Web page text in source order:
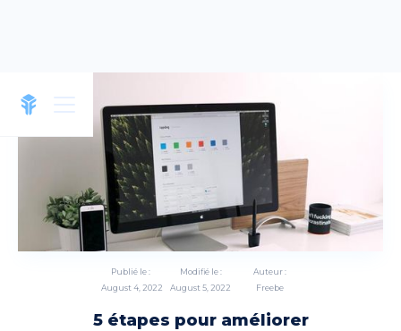
Publié le :
August 4, 2022
Modifié le :
August 5, 2022
Auteur :
Freebe
5 étapes pour améliorer